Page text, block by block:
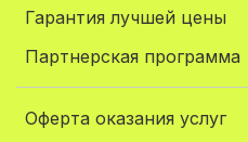
Гарантия лучшей цены
Партнерская программа
Оферта оказания услуг